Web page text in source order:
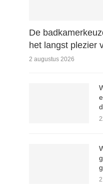
De
het langst plezier
2 augustus 2026